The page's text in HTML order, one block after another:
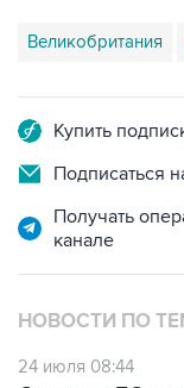
Великобритания
Купить
Подписаться
Получать
канале
НОВОСТИ ПО
24 июля 08:44